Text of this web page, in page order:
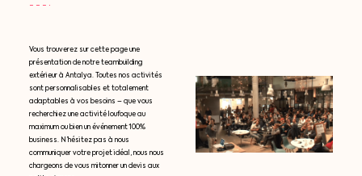
Vous trouverez sur cette page une
présentation de notre teambuilding
extérieur à Antalya. Toutes nos activités
sont personnalisables et totalement
adaptables à vos besoins – que vous
recherchiez une activité loufoque au
maximum ou bien un événement 100%
business. N’hésitez pas à nous
communiquer votre projet idéal, nous nous
chargeons de vous mitonner un devis aux